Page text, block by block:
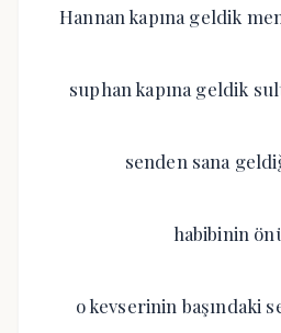
Hannan kapına geldik
suphan kapına geldik
senden sana
habibinin
o kevserinin başındaki